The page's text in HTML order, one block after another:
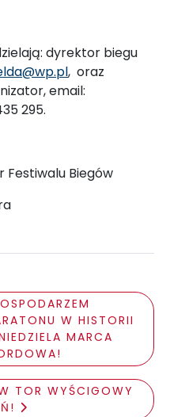
dyrektor biegu
, oraz
email:
295.
Festiwalu Biegów
W HISTORII
MARCA
TOR WYŚCIGOWY